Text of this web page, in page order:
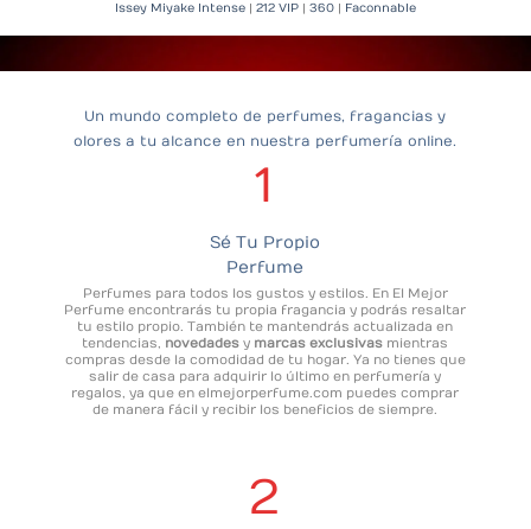
Issey Miyake Intense | 212 VIP | 360 | Faconnable
Un mundo completo de perfumes, fragancias y
olores a tu alcance en nuestra perfumería online.
1
Sé Tu Propio
Perfume
Perfumes para todos los gustos y estilos. En El Mejor
Perfume encontrarás tu propia fragancia y podrás resaltar
tu estilo propio. También te mantendrás actualizada en
tendencias, novedades y marcas exclusivas mientras
compras desde la comodidad de tu hogar. Ya no tienes que
salir de casa para adquirir lo último en perfumería y
regalos, ya que en elmejorperfume.com puedes comprar
de manera fácil y recibir los beneficios de siempre.
2